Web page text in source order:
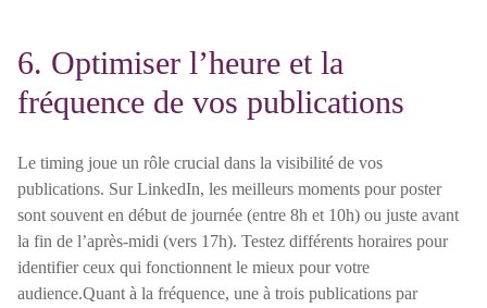
6. Optimiser l’heure et la
fréquence de vos publications
Le timing joue un rôle crucial dans la visibilité de vos
publications. Sur LinkedIn, les meilleurs moments pour poster
sont souvent en début de journée (entre 8h et 10h) ou juste avant
la fin de l’après-midi (vers 17h). Testez différents horaires pour
identifier ceux qui fonctionnent le mieux pour votre
audience.Quant à la fréquence, une à trois publications par